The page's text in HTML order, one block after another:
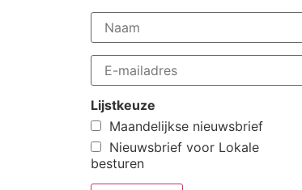
Lijstkeuze
Maandelijkse nieuwsbrief
Nieuwsbrief voor Lokale
besturen